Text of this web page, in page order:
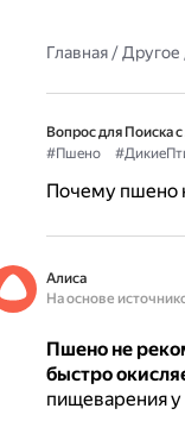
Главная/Другое
Вопрос для Поиска
#Пшено
Почему пшено
Алиса
На основе
Пшено не
быстро
пищеварения у